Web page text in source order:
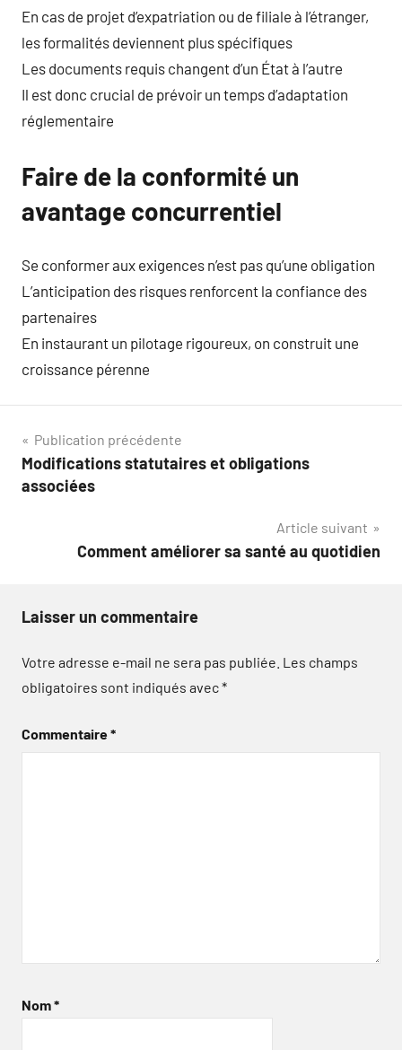
En cas de projet d’expatriation ou de filiale à l’étranger,
les formalités deviennent plus spécifiques
Les documents requis changent d’un État à l’autre
Il est donc crucial de prévoir un temps d’adaptation
réglementaire
Faire de la conformité un
avantage concurrentiel
Se conformer aux exigences n’est pas qu’une obligation
L’anticipation des risques renforcent la confiance des
partenaires
En instaurant un pilotage rigoureux, on construit une
croissance pérenne
Navigation
de
Publication précédente
Modifications statutaires et obligations
associées
Article suivant
Comment améliorer sa santé au quotidien
Laisser un commentaire
Votre adresse e-mail ne sera pas publiée. Les champs
obligatoires sont indiqués avec*
Commentaire*
Nom*